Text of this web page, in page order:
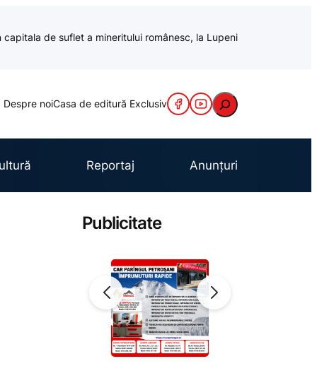
de suflet a mineritului românesc, la Lupeni
Despre noiCasa de editură Exclusiv Caută
Reportaj Anunțuri
Publicitate